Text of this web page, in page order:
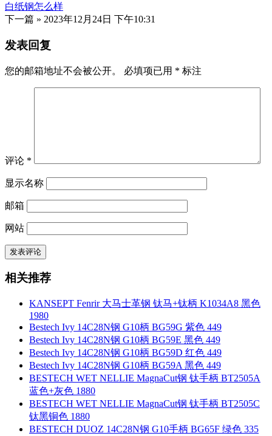
白纸钢怎么样
下一篇 » 2023年12月24日 下午10:31
发表回复
您的邮箱地址不会被公开。 必填项已用 * 标注
评论 *
显示名称
邮箱
网站
相关推荐
KANSEPT Fenrir 大马士革钢 钛马+钛柄 K1034A8 黑色
1980
Bestech Ivy 14C28N钢 G10柄 BG59G 紫色 449
Bestech Ivy 14C28N钢 G10柄 BG59E 黑色 449
Bestech Ivy 14C28N钢 G10柄 BG59D 红色 449
Bestech Ivy 14C28N钢 G10柄 BG59A 黑色 449
BESTECH WET NELLIE MagnaCut钢 钛手柄 BT2505A
蓝色+灰色 1880
BESTECH WET NELLIE MagnaCut钢 钛手柄 BT2505C
钛黑铜色 1880
BESTECH DUOZ 14C28N钢 G10手柄 BG65F 绿色 335